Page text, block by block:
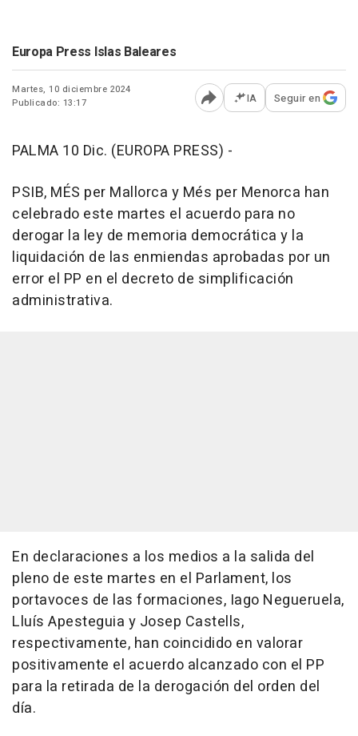
Europa Press Islas Baleares
Martes, 10 diciembre 2024
Publicado: 13:17
Abrir opciones para
IA Seguir en
PALMA 10 Dic. (EUROPA PRESS) -
PSIB, MÉS per Mallorca y Més per Menorca han
celebrado este martes el acuerdo para no
derogar la ley de memoria democrática y la
liquidación de las enmiendas aprobadas por un
error el PP en el decreto de simplificación
administrativa.
En declaraciones a los medios a la salida del
pleno de este martes en el Parlament, los
portavoces de las formaciones, Iago Negueruela,
Lluís Apesteguia y Josep Castells,
respectivamente, han coincidido en valorar
positivamente el acuerdo alcanzado con el PP
para la retirada de la derogación del orden del
día.